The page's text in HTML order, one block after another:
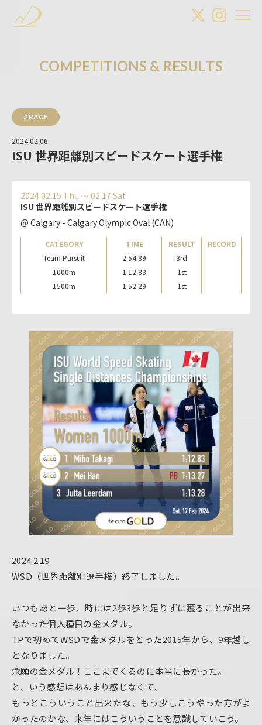
COMPETITIONS & RESULTS
# RACE
2024.02.06
ISU 世界距離別スピードスケート選手権
2024.02.15 Thu 〜 02.17 Sat
ISU 世界距離別スピードスケート選手権
@ Calgary - Calgary Olympic Oval (CAN)
CATEGORY TIME RESULT
RECORD
Team Pursuit
2:54.89
3rd
1000m
1:12.83
1st
1500m
1:52.29 1st
2024.2.19
WSD（世界距離別選手権）終了しました。
いつもあと一歩、時には2歩3歩と足りずに獲ることが出来
なかった個人種目の金メダル。
TPで初めてWSDで金メダルをとった2015年から、9年越し
となりました。
念願の金メダル！ここまでくるのに本当に長かった。
と、いう感想はあんまり感じなくて、
もっとこういうこと出来たな、もう少しこうやった方がよ
かったのかな、来年にはこういうことを意識していこう。